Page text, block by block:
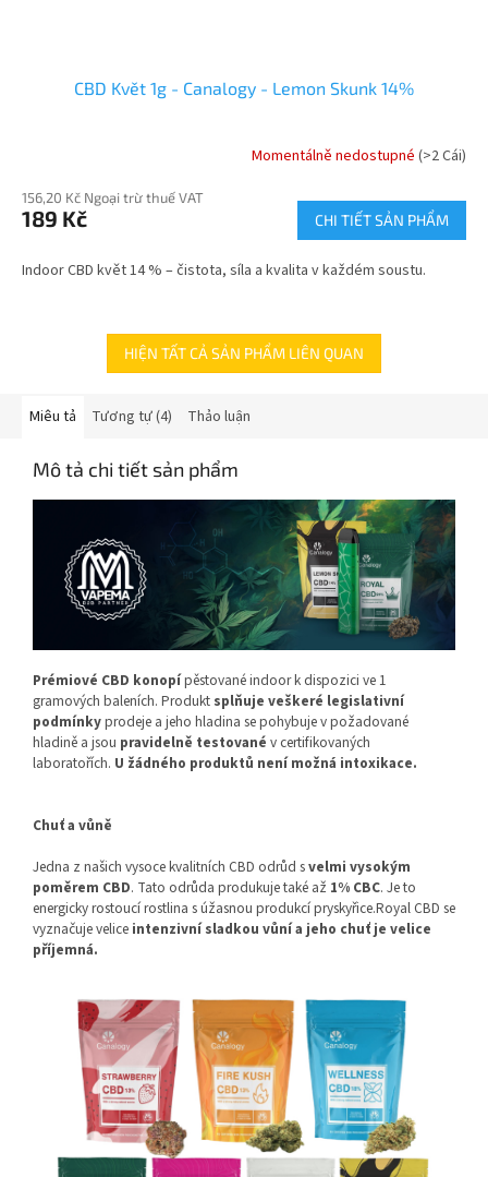
CBD Květ 1g - Canalogy - Lemon Skunk 14%
Momentálně nedostupné (>2 Cái)
156,20 Kč Ngoại trừ thuế VAT
189 Kč CHI TIẾT SẢN PHẨM
Indoor CBD květ 14 % – čistota, síla a kvalita v každém soustu.
HIỆN TẤT CẢ SẢN PHẨM LIÊN QUAN
Miêu tả Tương tự (4) Thảo luận
Mô tả chi tiết sản phẩm
Prémiové CBD konopípěstované indoor k dispozici ve 1
gramových baleních. Produkt splňuje veškeré legislativní
podmínkyprodeje a jeho hladina se pohybuje v požadované
hladině a jsou pravidelně testované v certifikovaných
laboratořích. U žádného produktů není možná intoxikace.
Chuť a vůně
Jedna z našich vysoce kvalitních CBD odrůd svelmi vysokým
poměrem CBD. Tato odrůda produkuje také až 1% CBC. Je to
energicky rostoucí rostlina s úžasnou produkcí pryskyřice.Royal CBD se
vyznačuje velice intenzivní sladkou vůní a jeho chuť je velice
příjemná.